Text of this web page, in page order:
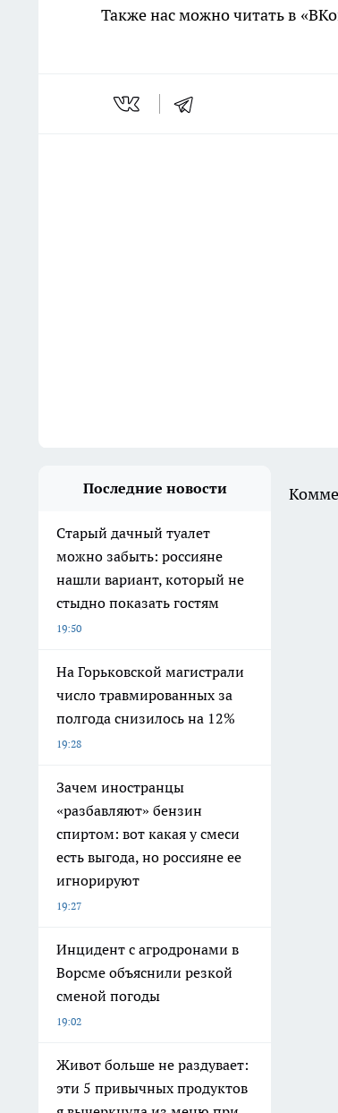
Также нас можно читать в
Последние новости
Старый дачный туалет
можно забыть: россияне
нашли вариант, который не
стыдно показать гостям
19:50
На Горьковской магистрали
число травмированных за
полгода снизилось на 12%
19:28
Зачем иностранцы
«разбавляют» бензин
спиртом: вот какая у смеси
есть выгода, но россияне ее
игнорируют
19:27
Инцидент с агродронами в
Ворсме объяснили резкой
сменой погоды
19:02
Живот больше не раздувает:
эти 5 привычных продуктов